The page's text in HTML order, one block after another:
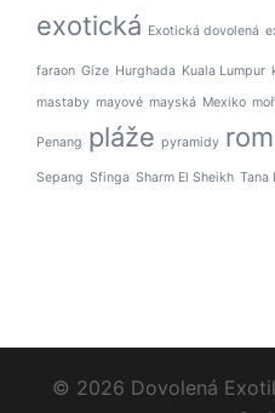
exotická Exotická dovolená
faraon Gíze Hurghada Kuala Lumpur
mastaby mayové mayská Mexiko
Penang pláže pyramidy
Sepang Sfinga Sharm El Sheikh Tana
© 2026 Dovolená